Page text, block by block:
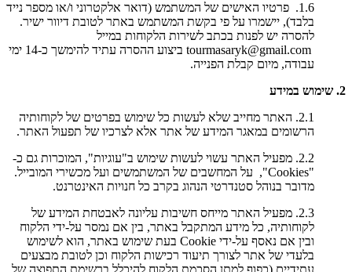
1.6. פרטיו האישים של המשתמש (דואר אלקטרוני ו/או מספר נייד
בלבד), יישמרו על פי בקשת המשתמש באתר לטובת דיוור ישיר.
להסרה יש לפנות בכתב לשירות הלקוחות במייל
tourmasaryk@gmail.com ביצוע ההסרה עתיד להימשך כ-14 ימי
עבודה, מיום קבלת הפנייה.
2. שימוש במידע
2.1. האתר מחייב שלא לעשות כל שימוש בפרטים של לקוחותיה
הרשומים במאגר המידע של אתר אלא לצרכיו של תפעול האתר.
2.2. מפעיל האתר עשוי לעשות שימוש ב"עוגיות", המוכרות גם כ-
"Cookies", על המחשבים של המשתמשים ועל מכשירי המובייל.
מדובר בנוהל סטנדרטי הנהוג בקרב כל חנויות האינטרנט.
2.3. מפעיל האתר מייחס חשיבות עליונה לאבטחת המידע של
לקוחותיה, כל מידע המתקבל באתר, בין אם נמסר על-ידי הלקוח
ובין אם נאסף על-ידי Cookie בעת שימוש באתר, הוא לשימוש
בלעדי של אתר לצורך תיעוד רכישות הלקוח וכן לטובת מבצעים
עתידיים (כפוף למתן הסכמת הלקוח להיכלל ברשימת התפוצה של